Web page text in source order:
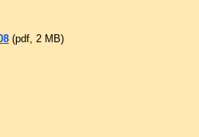
(pdf, 2 ΜB)